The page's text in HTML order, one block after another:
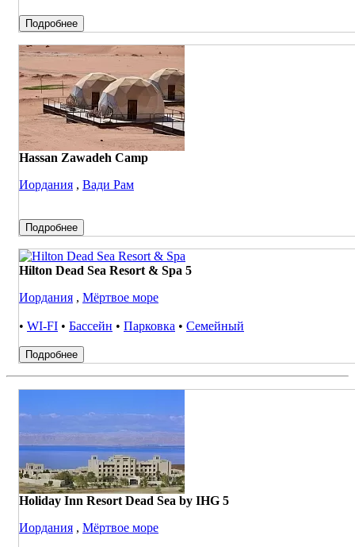
Подробнее
Hassan Zawadeh Camp
Иордания , Вади Рам
Подробнее
Hilton Dead Sea Resort & Spa 5
Иордания , Мёртвое море
• WI-FI • Бассейн • Парковка • Семейный
Подробнее
Holiday Inn Resort Dead Sea by IHG 5
Иордания , Мёртвое море